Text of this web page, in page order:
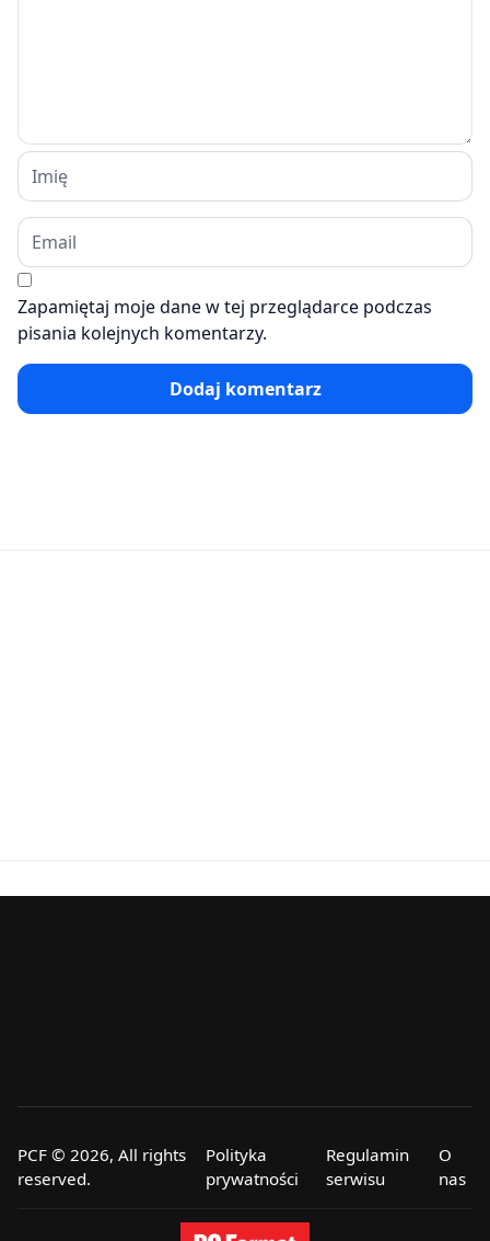
Zapamiętaj moje dane w tej przeglądarce podczas
pisania kolejnych komentarzy.
Dodaj komentarz
PCF © 2026, All rights
reserved.
Polityka
prywatności
Regulamin
serwisu
O
nas